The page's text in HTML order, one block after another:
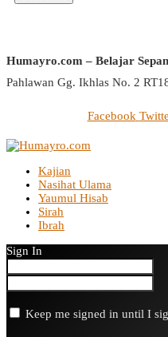
Humayro.com – Belajar
Pahlawan Gg. Ikhlas No. 2
Facebook
Kajian
Nasihat Ulama
Yaumul Hisab
Sirah
Ibrah
Sign In
Keep me signed in until I